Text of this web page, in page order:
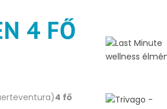
4 FŐ
4 fő